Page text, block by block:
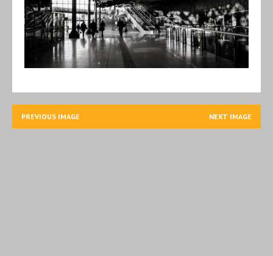
PREVIOUS IMAGE NEXT IMAGE